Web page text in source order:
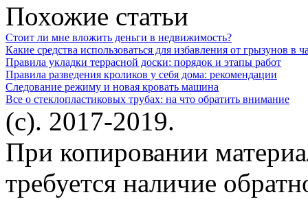
Похожие статьи
Стоит ли мне вложить деньги в недвижимость?
Какие средства использоваться для избавления от грызунов в
Правила укладки террасной доски: порядок и этапы работ
Правила разведения кроликов у себя дома: рекомендации
Следование режиму и новая кровать машина
Все о стеклопластиковых трубах: на что обратить внимание
(c). 2017-2019.
При копировании
требуется наличие